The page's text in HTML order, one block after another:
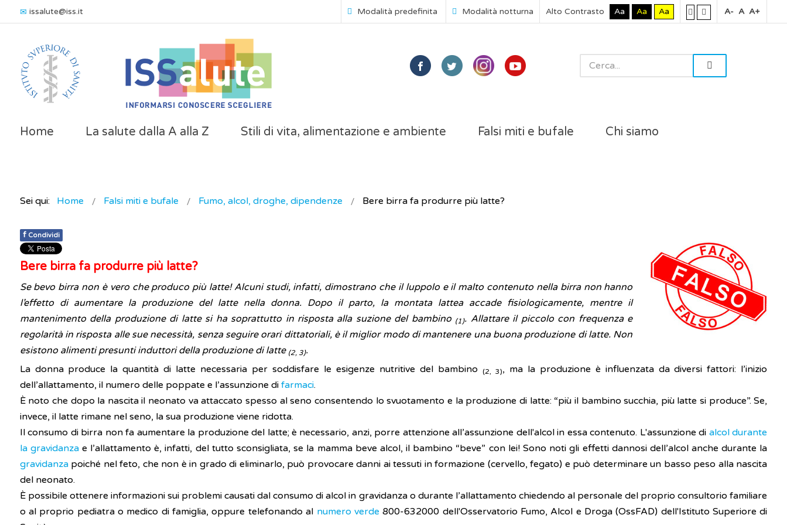
issalute@iss.it Modalità predefinita Modalità notturna Alto Contrasto Aa Aa Aa A- A A+
Home La salute dalla A alla Z Stili di vita, alimentazione e ambiente Falsi miti e bufale Chi siamo
Sei qui: Home Falsi miti e bufale Fumo, alcol, droghe, dipendenze Bere birra fa produrre più latte?
f Condividi
Bere birra fa produrre più latte?
Se bevo birra non è vero che produco più latte! Alcuni studi, infatti, dimostrano che il luppolo e il malto contenuto nella birra non hanno
l’effetto di aumentare la produzione del latte nella donna. Dopo il parto, la montata lattea accade fisiologicamente, mentre il
mantenimento della produzione di latte si ha soprattutto in risposta alla suzione del bambino (1). Allattare il piccolo con frequenza e
regolarità in risposta alle sue necessità, senza seguire orari dittatoriali, è il miglior modo di mantenere una buona produzione di latte. Non
esistono alimenti presunti induttori della produzione di latte (2, 3).
La donna produce la quantità di latte necessaria per soddisfare le esigenze nutritive del bambino
(2, 3), ma la produzione è influenzata da diversi fattori: l’inizio
dell’allattamento, il numero delle poppate e l’assunzione di farmaci.
È noto che dopo la nascita il neonato va attaccato spesso al seno consentendo lo svuotamento e la produzione di latte: “più il bambino succhia, più latte si produce”. Se,
invece, il latte rimane nel seno, la sua produzione viene ridotta.
Il consumo di birra non fa aumentare la produzione del latte; è necessario, anzi, porre attenzione all’assunzione dell'alcol in essa contenuto. L'assunzione di alcol durante
la gravidanzae l’allattamento è, infatti, del tutto sconsigliata, se la mamma beve alcol, il bambino “beve” con lei! Sono noti gli effetti dannosi dell’alcol anche durante la
gravidanzapoiché nel feto, che non è in grado di eliminarlo, può provocare danni ai tessuti in formazione (cervello, fegato) e può determinare un basso peso alla nascita
del neonato.
È possibile ottenere informazioni sui problemi causati dal consumo di alcol in gravidanza o durante l’allattamento chiedendo al personale del proprio consultorio familiare
o al proprio pediatra o medico di famiglia, oppure telefonando al numero verde 800-632000 dell'Osservatorio Fumo, Alcol e Droga (OssFAD) dell'Istituto Superiore di